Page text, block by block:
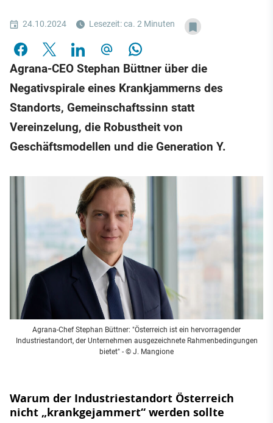
24.10.2024 Lesezeit: ca. 2 Minuten
Agrana-CEO Stephan Büttner über die
Negativspirale eines Krankjammerns des
Standorts, Gemeinschaftssinn statt
Vereinzelung, die Robustheit von
Geschäftsmodellen und die Generation Y.
Agrana-Chef Stephan Büttner: "Österreich ist ein hervorragender
Industriestandort, der Unternehmen ausgezeichnete Rahmenbedingungen
bietet" - © J. Mangione
Warum der Industriestandort Österreich
nicht „krankgejammert“ werden sollte